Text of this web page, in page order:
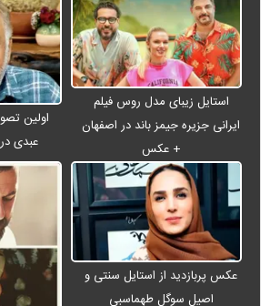
استایل زیبای مدل روس فیلم
ایرانی جزیره جیمز باند در اصفهان
+ عکس
اولین
عبدی
عکس پربازدید از استایل سنتی و
اصیل سوگل طهماسبی